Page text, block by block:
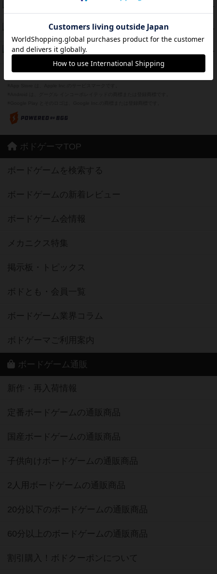
PT
紹介文あり 1件の投稿
PT
Bitter End ブタペスト救出作戦
42 PT
ドコジャン
ボドゲーマTOP
ボードゲームを検索する
ボードゲームの新着レビュー
ボードゲーム会情報
メカニクス特集
掲示板・トピックス
ボドとも・会員一覧
ボードゲーム業界コラム
ボドゲーマご利用案内
ボードゲーム通販
新作・再入荷情報
定番ボードゲームの通販商品
国産ボードゲームの通販商品
子供向けボードゲームの通販商品
2人用ボードゲームの通販商品
20分以下のボードゲームの通販商品
60分以上のボードゲームの通販商品
割引購入！ボドクーポンについて